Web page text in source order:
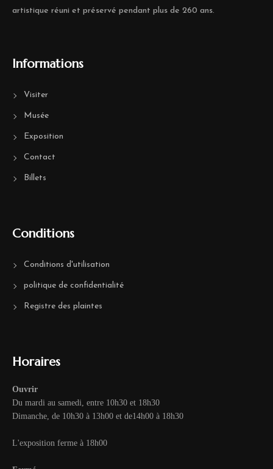
artistique réuni et préservé pendant plus de 260 ans.
Informations
Visiter
Musée
Exposition
Contact
Billets
Conditions
Conditions d'utilisation
politique de confidentialité
Registre des plaintes
Horaires
Ouvrir
Du mardi au samedi, entre 10h30 et 18h30
Dimanche, de 10h30 à 13h00 et de14h00 à 18h30
L'exposition ferme à 18h00